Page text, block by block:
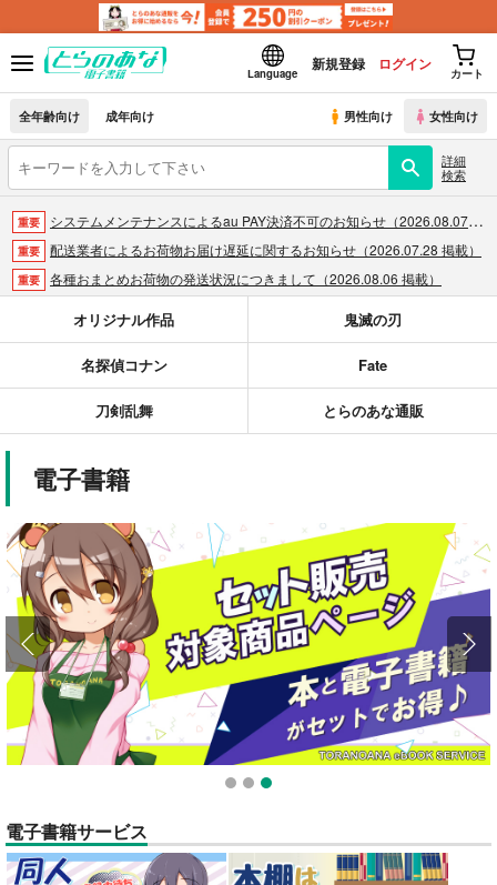
Language
新規登録 ログイン
カート
全年齢向け 成年向け 男性向け 女性向け
詳細
検索
重要 システムメンテナンスによるau PAY決済不可のお知らせ（2026.08.07 掲載）
重要 配送業者によるお荷物お届け遅延に関するお知らせ（2026.07.28 掲載）
重要 各種おまとめお荷物の発送状況につきまして（2026.08.06 掲載）
おまとめサイクル「定期便(月2)」一般会員様の利用再開のお知らせ（2026.02.05 掲載）
重要 「とらのあな×駿河屋日本橋乙女同人誌館」通販店頭受取サービス開始のお知らせ（2026.01.05 更新｜2025.12.30 掲載）
【2025/12/1より】「通販ポイント⇒とらコイン変換キャンペーン」終了のお知らせ（2025.11.21 掲載）
重要 ポイント付与・管理体制改定のお知らせ（2024.11.20 掲載）
オリジナル作品 鬼滅の刃
名探偵コナン Fate
刀剣乱舞 とらのあな通販
電子書籍
1 2 3
電子書籍サービス